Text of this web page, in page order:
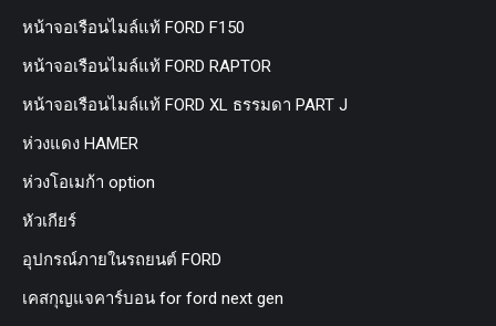
หน้าจอเรือนไมล์แท้ FORD F150
หน้าจอเรือนไมล์แท้ FORD RAPTOR
หน้าจอเรือนไมล์แท้ FORD XL ธรรมดา PART J
ห่วงแดง HAMER
ห่วงโอเมก้า option
หัวเกียร์
อุปกรณ์ภายในรถยนต์ FORD
เคสกุญแจคาร์บอน for ford next gen